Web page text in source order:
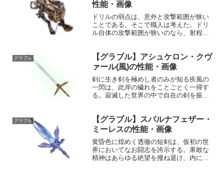
お風呂、歯磨き声優...
性能・画像
ドリルの弱点は、意外と攻撃範囲が狭い
ことである。そこで職人は考えた。ドリ
ル自体の攻撃範囲が狭いのなら、射程距
を射出するボウガンは誕生した。オール
鋼製のため、強度も申し分な...
グラブル
【グラブル】アシュケロン・クヴ
ァール(風)の性能・画像
剣に生き剣を極めし者のみが知る疾風の
一閃は、此岸の穢れをことごとく一掃す
る。寂滅した世界の中で自在の剣を振り
撃力MAXLv2402830150奥義アウレア敵
に風属性5...
グラブル
【グラブル】スパルナフェザー・
ミーレスの性能・画像
黄昏色に煌めく透徹の短剣は、仮初の世
界においてなお闘志を誇示する。果敢な
精神はあらゆる絶望を撥ね退け、内に宿